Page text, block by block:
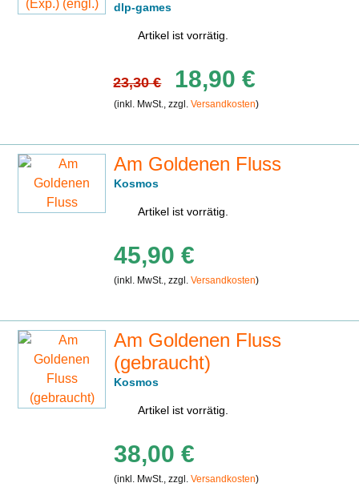
dlp-games
Artikel ist vorrätig.
23,30 € 18,90 €
(inkl. MwSt., zzgl.Versandkosten)
Am Goldenen Fluss
Kosmos
Artikel ist vorrätig.
45,90 €
(inkl. MwSt., zzgl.Versandkosten)
Am Goldenen Fluss
(gebraucht)
Kosmos
Artikel ist vorrätig.
38,00 €
(inkl. MwSt., zzgl.Versandkosten)